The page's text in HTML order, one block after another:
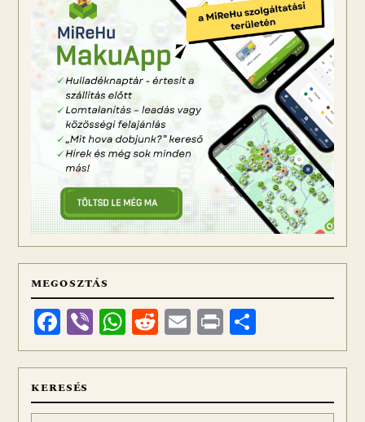
MEGOSZTÁS
Facebook
ViberWhatsApp
Reddit
Email
Print
meg
KERESÉS